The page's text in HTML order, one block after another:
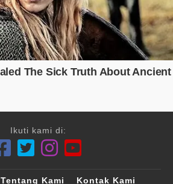
Ikuti kami di:
Tentang Kami Kontak Kami